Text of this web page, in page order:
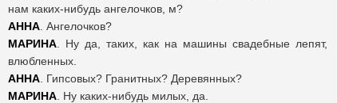
нам каких-нибудь ангелочков, м?
АННА . Ангелочков?
МАРИНА . Ну да, таких, как на машины свадебные лепят,
влюбленных.
АННА . Гипсовых? Гранитных? Деревянных?
МАРИНА . Ну каких-нибудь милых, да.